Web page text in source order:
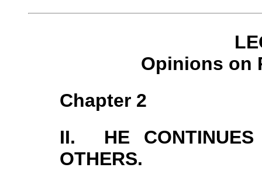
Opinions on
Chapter 2
II. HE CONTINUES
OTHERS.